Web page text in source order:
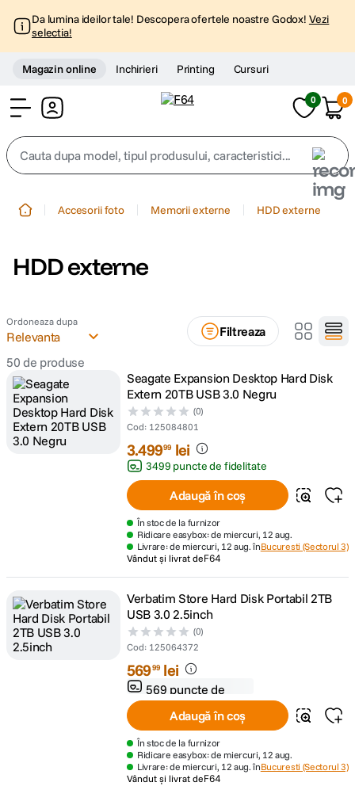
Da lumina ideilor tale! Descopera ofertele noastre Godox! Vezi
selectia!
Magazin online Inchirieri Printing Cursuri
0 0
Cauta dupa model, tipul produsului, caracteristici...
2. trepied
5. canon sx740 hs
6. lavaliera
card memorie
10. dji osmo
Accesorii foto Memorii externe HDD externe
HDD externe
Ordoneaza dupa
Relevanta
Filtreaza
50de produse
Seagate Expansion Desktop Hard Disk
Extern 20TB USB 3.0 Negru
(0)
Cod: 125084801
3.49999 lei
3499 puncte de fidelitate
Adaugă în coș
În stoc de la furnizor
Ridicare easybox: de miercuri, 12 aug.
Livrare: de miercuri, 12 aug. înBucuresti (Sectorul 3)
Vândut și livrat deF64
Verbatim Store Hard Disk Portabil 2TB
USB 3.0 2.5inch
(0)
Cod: 125064372
56999 lei
569 puncte de
fidelitate
Adaugă în coș
În stoc de la furnizor
Ridicare easybox: de miercuri, 12 aug.
Livrare: de miercuri, 12 aug. înBucuresti (Sectorul 3)
Vândut și livrat deF64